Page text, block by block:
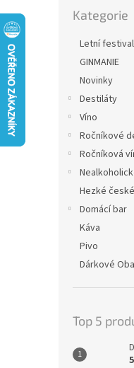
kategorie
Kategorie
Letní
GINMANIE
Novinky
Destiláty
Víno
Ročníkové
Ročníková
Hezké české
Domácí bar
Káva
Pivo
Dárkové
Top 5